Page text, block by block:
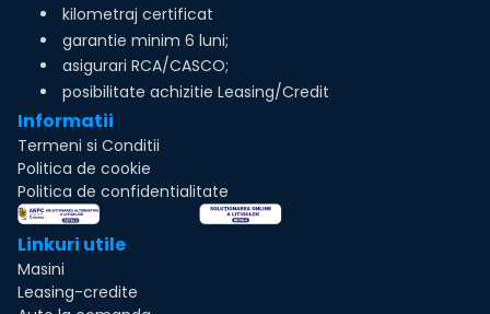
kilometraj certificat
garantie minim 6 luni;
asigurari RCA/CASCO;
posibilitate achizitie Leasing/Credit
Informatii
Termeni si Conditii
Politica de cookie
Politica de confidentialitate
Linkuri utile
Masini
Leasing-credite